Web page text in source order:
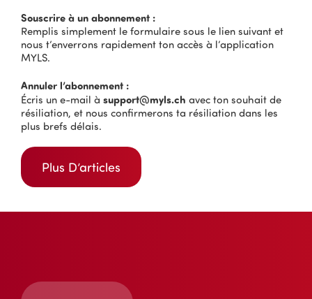
Souscrire à un abonnement :
Remplis simplement le formulaire sous le lien suivant et
nous t’enverrons rapidement ton accès à l’application
MYLS.
Annuler l’abonnement :
Écris un e-mail à support@myls.ch avec ton souhait de
résiliation, et nous confirmerons ta résiliation dans les
plus brefs délais.
Plus D’articles